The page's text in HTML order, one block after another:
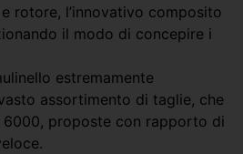
rotore, l’innovativo composito
il modo di concepire i
estremamente
assortimento di taglie, che
6000, proposte con rapporto di